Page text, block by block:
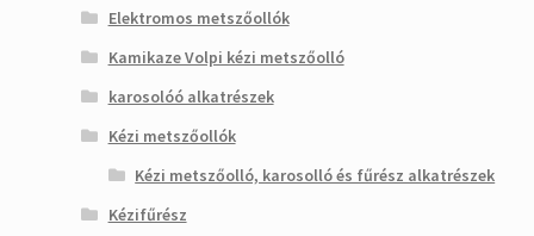
Elektromos metszőollók
Kamikaze Volpi kézi metszőolló
karosolóó alkatrészek
Kézi metszőollók
Kézi metszőolló, karosolló és fűrész alkatrészek
Kézifűrész